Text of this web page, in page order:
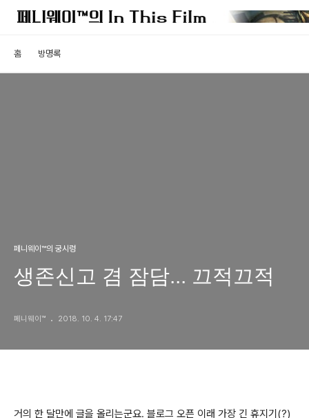
홈 방명록
페니웨이™의 궁시렁
생존신고 겸 잠담... 끄적끄적
페니웨이™ 2018. 10. 4. 17:47
거의 한 달만에 글을 올리는군요. 블로그 오픈 이래 가장 긴 휴지기(?)